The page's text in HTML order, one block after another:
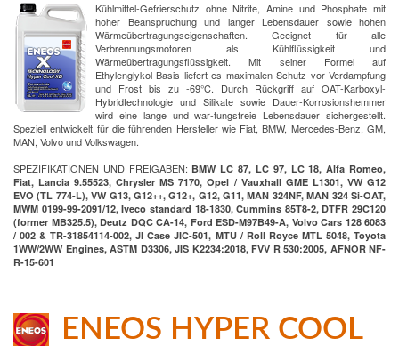
Kühlmittel-Gefrierschutz ohne Nitrite, Amine und Phosphate mit
hoher Beanspruchung und langer Lebensdauer sowie hohen
Wärmeübertragungseigenschaften. Geeignet für alle
Verbrennungsmotoren als Kühlflüssigkeit und
Wärmeübertragungsflüssigkeit. Mit seiner Formel auf
Ethylenglykol-Basis liefert es maximalen Schutz vor Verdampfung
und Frost bis zu -69°C. Durch Rückgriff auf OAT-Karboxyl-
Hybridtechnologie und Silikate sowie Dauer-Korrosionshemmer
wird eine lange und war-tungsfreie Lebensdauer sichergestellt.
Speziell entwickelt für die führenden Hersteller wie Fiat, BMW, Mercedes-Benz, GM,
MAN, Volvo und Volkswagen.
SPEZIFIKATIONEN UND FREIGABEN: BMW LC 87, LC 97, LC 18, Alfa Romeo,
Fiat, Lancia 9.55523, Chrysler MS 7170, Opel / Vauxhall GME L1301, VW G12
EVO (TL 774-L), VW G13, G12++, G12+, G12, G11, MAN 324NF, MAN 324 Si-OAT,
MWM 0199-99-2091/12, Iveco standard 18-1830, Cummins 85T8-2, DTFR 29C120
(former MB325.5), Deutz DQC CA-14, Ford ESD-M97B49-A, Volvo Cars 128 6083
/ 002 & TR-31854114-002, JI Case JIC-501, MTU / Roll Royce MTL 5048, Toyota
1WW/2WW Engines, ASTM D3306, JIS K2234:2018, FVV R 530:2005, AFNOR NF-
R-15-601
ENEOS HYPER COOL